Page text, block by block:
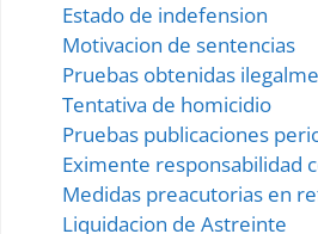
Estado de indefension
Motivacion de sentencias
Pruebas obtenidas
Tentativa de homicidio
Pruebas publicaciones
Eximente responsabilidad
Medidas preacutorias en
Liquidacion de Astreinte